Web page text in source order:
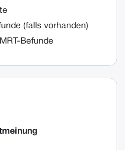
(falls vorhanden)
Befunde